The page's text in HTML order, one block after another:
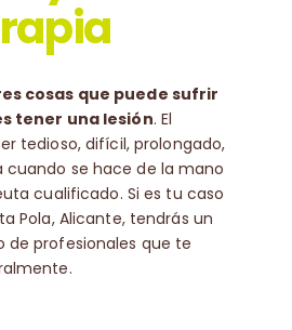
cosas que puede sufrir
tener una lesión. El
tedioso, difícil, prolongado,
cuando se hace de la mano
cualificado. Si es tu caso
Pola, Alicante, tendrás un
de profesionales que te